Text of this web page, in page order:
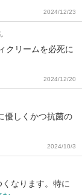
2024/12/23
クリームを必死に
2024/12/20
優しくかつ抗菌の
2024/10/3
なります。特に